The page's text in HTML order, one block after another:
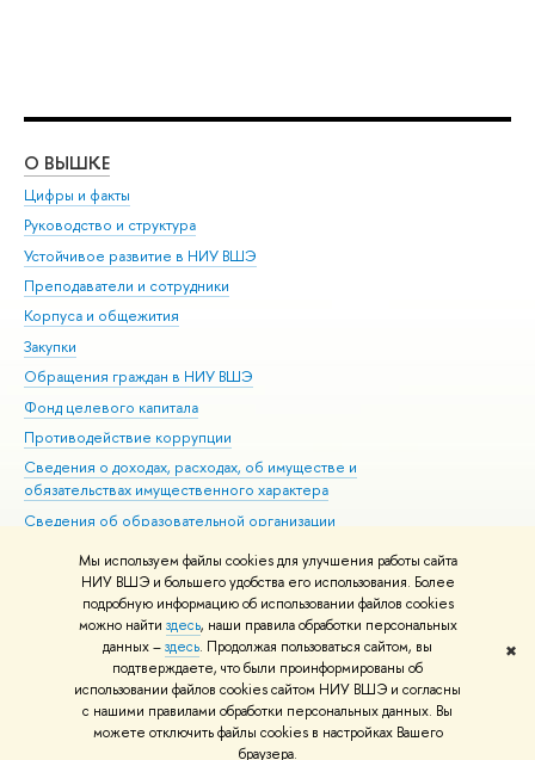
Мы используем файлы cookies для улучшения работы сайта
НИУ ВШЭ и большего удобства его использования. Более
подробную информацию об использовании файлов cookies
можно найти здесь, наши правила обработки персональных
данных –здесь. Продолжая пользоваться сайтом, вы
подтверждаете, что были проинформированы об
использовании файлов cookies сайтом НИУ ВШЭ и согласны
с нашими правилами обработки персональных данных. Вы
можете отключить файлы cookies в настройках Вашего
браузера.
✖
О ВЫШКЕ
Цифры и факты
Руководство и структура
Устойчивое развитие в НИУ ВШЭ
Преподаватели и сотрудники
Корпуса и общежития
Закупки
Обращения граждан в НИУ ВШЭ
Фонд целевого капитала
Противодействие коррупции
Сведения о доходах, расходах, об имуществе и
обязательствах имущественного характера
Сведения об образовательной организации
Людям с ограниченными возможностями здоровья
Единая платежная страница
Работа в Вышке
© НИУ ВШЭ 1993–2026 Адреса и контакты Условия использования
материалов Политика конфиденциальности Карта сайта
Шрифты HSE Sans и HSE Slab разработаны вШколе дизайна НИУ ВШЭ